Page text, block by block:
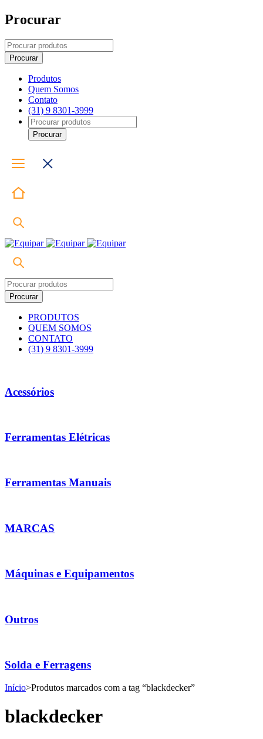
Procurar
Produtos
Quem Somos
Contato
(31) 9 8301-3999
PRODUTOS
QUEM SOMOS
CONTATO
(31) 9 8301-3999
Acessórios
Ferramentas Elétricas
Ferramentas Manuais
MARCAS
Máquinas e Equipamentos
Outros
Solda e Ferragens
Início>Produtos marcados com a tag “blackdecker”
blackdecker